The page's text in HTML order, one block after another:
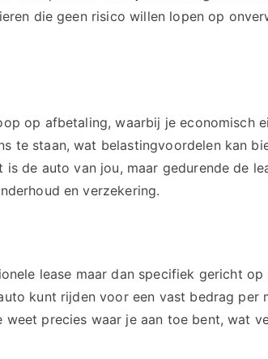
die geen risico willen lopen op
op afbetaling, waarbij je economisch
te staan, wat belastingvoordelen kan
de auto van jou, maar gedurende de
en verzekering.
lease maar dan specifiek gericht
kunt rijden voor een vast bedrag per
precies waar je aan toe bent, wat